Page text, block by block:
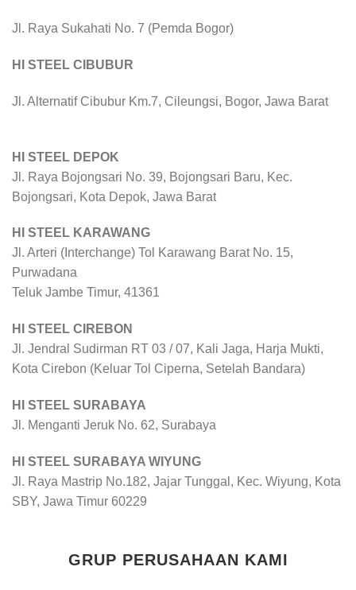
Jl. Raya Sukahati No. 7 (Pemda Bogor)
HI STEEL CIBUBUR
Jl. Alternatif Cibubur Km.7, Cileungsi, Bogor, Jawa Barat
HI STEEL DEPOK
Jl. Raya Bojongsari No. 39, Bojongsari Baru, Kec.
Bojongsari, Kota Depok, Jawa Barat
HI STEEL KARAWANG
Jl. Arteri (Interchange) Tol Karawang Barat No. 15,
Purwadana
Teluk Jambe Timur, 41361
HI STEEL CIREBON
Jl. Jendral Sudirman RT 03 / 07, Kali Jaga, Harja Mukti,
Kota Cirebon (Keluar Tol Ciperna, Setelah Bandara)
HI STEEL SURABAYA
Jl. Menganti Jeruk No. 62, Surabaya
HI STEEL SURABAYA WIYUNG
Jl. Raya Mastrip No.182, Jajar Tunggal, Kec. Wiyung, Kota
SBY, Jawa Timur 60229
GRUP PERUSAHAAN KAMI